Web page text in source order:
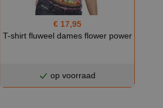
€ 17,95
T-shirt fluweel dames flower power
op voorraad